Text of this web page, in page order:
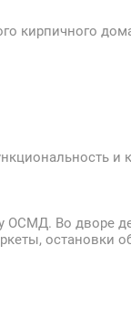
кирпичного
и
ОСМД. Во дворе
остановки